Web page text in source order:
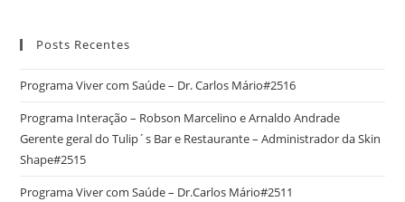
Posts Recentes
Programa Viver com Saúde – Dr. Carlos Mário#2516
Programa Interação – Robson Marcelino e Arnaldo Andrade
Gerente geral do Tulip´s Bar e Restaurante – Administrador da Skin
Shape#2515
Programa Viver com Saúde – Dr.Carlos Mário#2511